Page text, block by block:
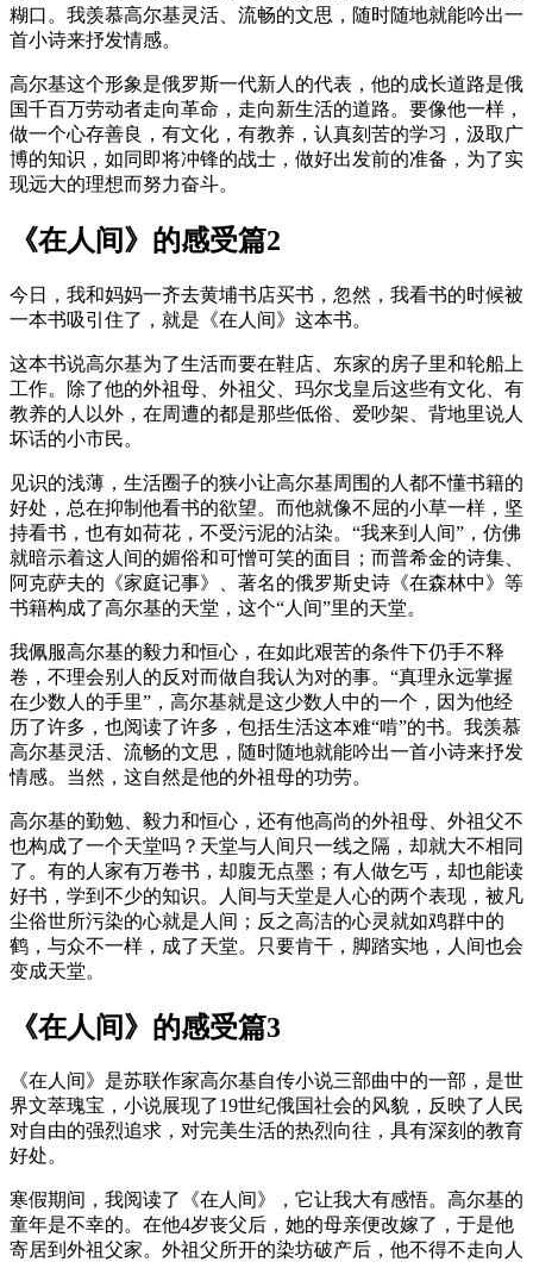
糊口。我羡慕高尔基灵活、流畅的文思，随时随地就能吟出一
首小诗来抒发情感。
高尔基这个形象是俄罗斯一代新人的代表，他的成长道路是俄
国千百万劳动者走向革命，走向新生活的道路。要像他一样，
做一个心存善良，有文化，有教养，认真刻苦的学习，汲取广
博的知识，如同即将冲锋的战士，做好出发前的准备，为了实
现远大的理想而努力奋斗。
《在人间》的感受篇2
今日，我和妈妈一齐去黄埔书店买书，忽然，我看书的时候被
一本书吸引住了，就是《在人间》这本书。
这本书说高尔基为了生活而要在鞋店、东家的房子里和轮船上
工作。除了他的外祖母、外祖父、玛尔戈皇后这些有文化、有
教养的人以外，在周遭的都是那些低俗、爱吵架、背地里说人
坏话的小市民。
见识的浅薄，生活圈子的狭小让高尔基周围的人都不懂书籍的
好处，总在抑制他看书的欲望。而他就像不屈的小草一样，坚
持看书，也有如荷花，不受污泥的沾染。“我来到人间”，仿佛
就暗示着这人间的媚俗和可憎可笑的面目；而普希金的诗集、
阿克萨夫的《家庭记事》、著名的俄罗斯史诗《在森林中》等
书籍构成了高尔基的天堂，这个“人间”里的天堂。
我佩服高尔基的毅力和恒心，在如此艰苦的条件下仍手不释
卷，不理会别人的反对而做自我认为对的事。“真理永远掌握
在少数人的手里”，高尔基就是这少数人中的一个，因为他经
历了许多，也阅读了许多，包括生活这本难“啃”的书。我羡慕
高尔基灵活、流畅的文思，随时随地就能吟出一首小诗来抒发
情感。当然，这自然是他的外祖母的功劳。
高尔基的勤勉、毅力和恒心，还有他高尚的外祖母、外祖父不
也构成了一个天堂吗？天堂与人间只一线之隔，却就大不相同
了。有的人家有万卷书，却腹无点墨；有人做乞丐，却也能读
好书，学到不少的知识。人间与天堂是人心的两个表现，被凡
尘俗世所污染的心就是人间；反之高洁的心灵就如鸡群中的
鹤，与众不一样，成了天堂。只要肯干，脚踏实地，人间也会
变成天堂。
《在人间》的感受篇3
《在人间》是苏联作家高尔基自传小说三部曲中的一部，是世
界文萃瑰宝，小说展现了19世纪俄国社会的风貌，反映了人民
对自由的强烈追求，对完美生活的热烈向往，具有深刻的教育
好处。
寒假期间，我阅读了《在人间》，它让我大有感悟。高尔基的
童年是不幸的。在他4岁丧父后，她的母亲便改嫁了，于是他
寄居到外祖父家。外祖父所开的染坊破产后，他不得不走向人